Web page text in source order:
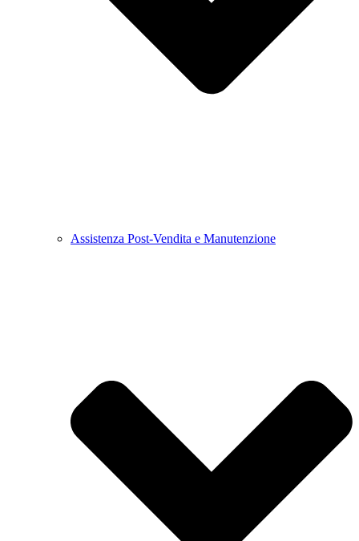
Assistenza Post-Vendita e Manutenzione